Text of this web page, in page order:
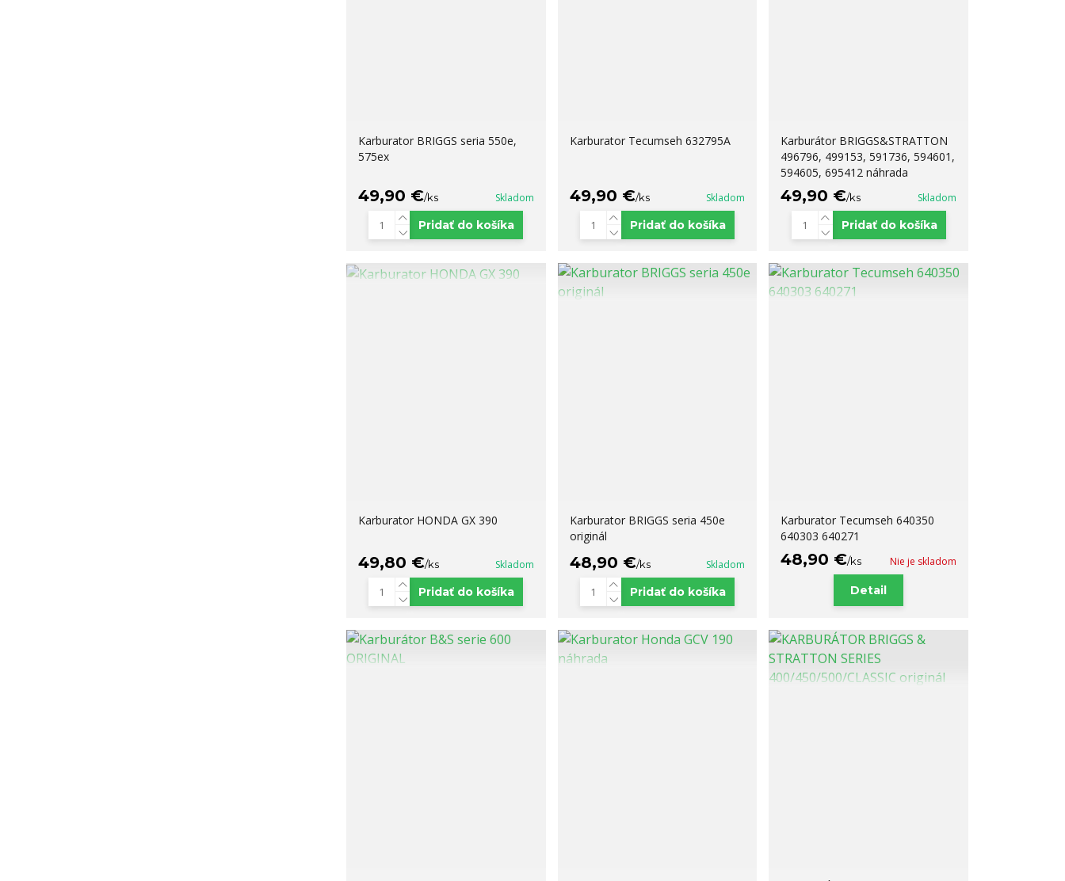
Karburator BRIGGS seria 550e,
575ex
49,90 €/ks Skladom
Pridať do košíka
Karburator Tecumseh 632795A
49,90 €/ks Skladom
Pridať do košíka
Karburátor BRIGGS&STRATTON
496796, 499153, 591736, 594601,
594605, 695412 náhrada
49,90 €/ks Skladom
Pridať do košíka
Karburator HONDA GX 390
49,80 €/ks Skladom
Pridať do košíka
Karburator BRIGGS seria 450e
originál
48,90 €/ks Skladom
Pridať do košíka
Karburator Tecumseh 640350
640303 640271
48,90 €/ks Nie je skladom
Detail